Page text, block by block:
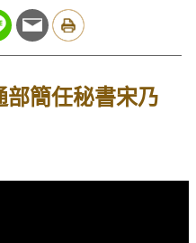
部簡任秘書宋乃